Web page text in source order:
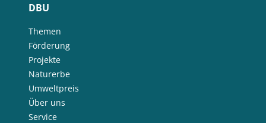
DBU
Themen
Förderung
Projekte
Naturerbe
Umweltpreis
Über uns
Service